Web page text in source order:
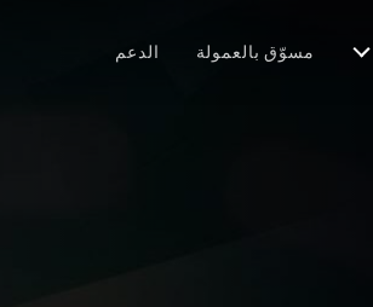
مسوّق بالعمولة الدعم